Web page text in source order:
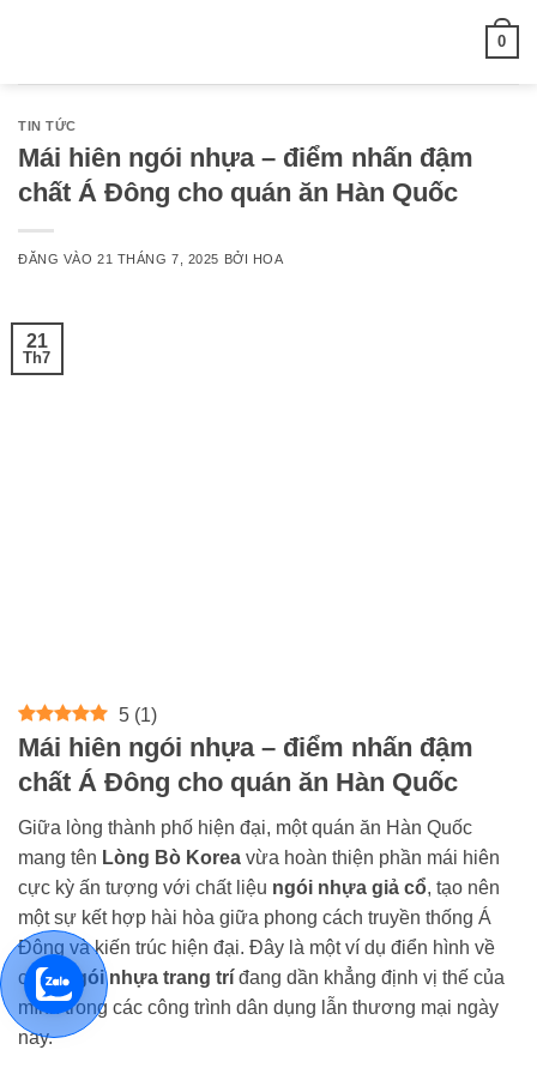
0
TIN TỨC
Mái hiên ngói nhựa – điểm nhấn đậm
chất Á Đông cho quán ăn Hàn Quốc
ĐĂNG VÀO21 THÁNG 7, 2025 BỞI HOA
21
Th7
5 (1)
Mái hiên ngói nhựa – điểm nhấn đậm
chất Á Đông cho quán ăn Hàn Quốc
Giữa lòng thành phố hiện đại, một quán ăn Hàn Quốc
mang tên Lòng Bò Korea vừa hoàn thiện phần mái hiên
cực kỳ ấn tượng với chất liệu ngói nhựa giả cổ, tạo nên
một sự kết hợp hài hòa giữa phong cách truyền thống Á
Đông và kiến trúc hiện đại. Đây là một ví dụ điển hình về
cáchngói nhựa trang trí đang dần khẳng định vị thế của
mình trong các công trình dân dụng lẫn thương mại ngày
nay.